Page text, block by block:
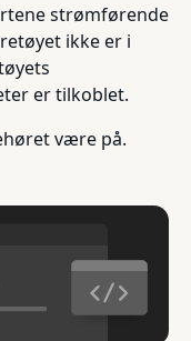
strømførende
ikke er i
er tilkoblet.
være på.